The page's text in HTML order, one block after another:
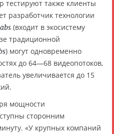
тестируют также клиенты
разработчик технологии
(входит в экосистему
традиционной
) могут одновременно
до 64—68 видеопотоков,
увеличивается до 15
мощности
сторонним
«У крупных компаний